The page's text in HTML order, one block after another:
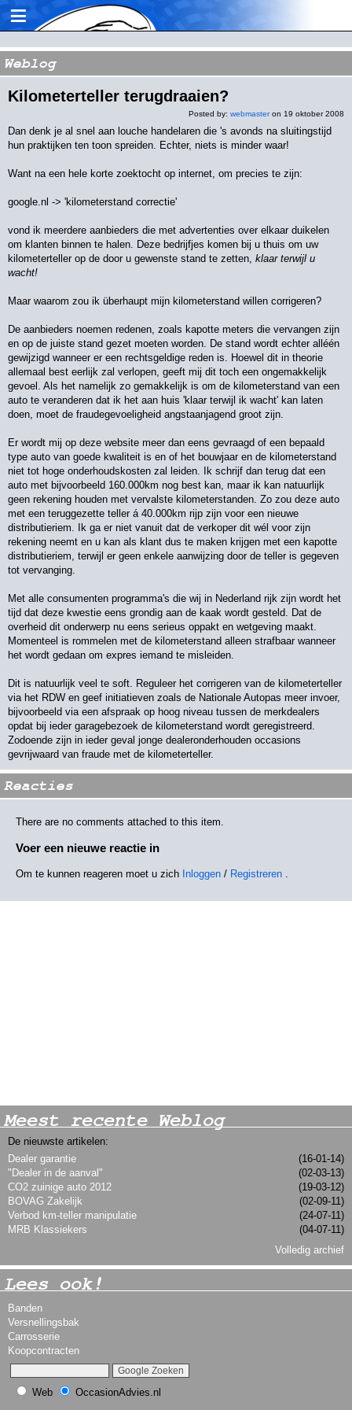
≡
Meest recente Weblog
De nieuwste artikelen:
(16-01-14)
Dealer garantie
(02-03-13)
"Dealer in de aanval"
(19-03-12)
CO2 zuinige auto 2012
(02-09-11)
BOVAG Zakelijk
(24-07-11)
Verbod km-teller manipulatie
(04-07-11)
MRB Klassiekers
Volledig archief
Lees ook!
Banden
Versnellingsbak
Carrosserie
Koopcontracten
Web OccasionAdvies.nl
Weblog
Kilometerteller terugdraaien?
Posted by: webmasteron 19 oktober 2008
Dan denk je al snel aan louche handelaren die 's avonds na sluitingstijd
hun praktijken ten toon spreiden. Echter, niets is minder waar!
Want na een hele korte zoektocht op internet, om precies te zijn:
google.nl -> 'kilometerstand correctie'
vond ik meerdere aanbieders die met advertenties over elkaar duikelen
om klanten binnen te halen. Deze bedrijfjes komen bij u thuis om uw
kilometerteller op de door u gewenste stand te zetten, klaar terwijl u
wacht!
Maar waarom zou ik überhaupt mijn kilometerstand willen corrigeren?
De aanbieders noemen redenen, zoals kapotte meters die vervangen zijn
en op de juiste stand gezet moeten worden. De stand wordt echter alléén
gewijzigd wanneer er een rechtsgeldige reden is. Hoewel dit in theorie
allemaal best eerlijk zal verlopen, geeft mij dit toch een ongemakkelijk
gevoel. Als het namelijk zo gemakkelijk is om de kilometerstand van een
auto te veranderen dat ik het aan huis 'klaar terwijl ik wacht' kan laten
doen, moet de fraudegevoeligheid angstaanjagend groot zijn.
Er wordt mij op deze website meer dan eens gevraagd of een bepaald
type auto van goede kwaliteit is en of het bouwjaar en de kilometerstand
niet tot hoge onderhoudskosten zal leiden. Ik schrijf dan terug dat een
auto met bijvoorbeeld 160.000km nog best kan, maar ik kan natuurlijk
geen rekening houden met vervalste kilometerstanden. Zo zou deze auto
met een teruggezette teller á 40.000km rijp zijn voor een nieuwe
distributieriem. Ik ga er niet vanuit dat de verkoper dit wél voor zijn
rekening neemt en u kan als klant dus te maken krijgen met een kapotte
distributieriem, terwijl er geen enkele aanwijzing door de teller is gegeven
tot vervanging.
Met alle consumenten programma's die wij in Nederland rijk zijn wordt het
tijd dat deze kwestie eens grondig aan de kaak wordt gesteld. Dat de
overheid dit onderwerp nu eens serieus oppakt en wetgeving maakt.
Momenteel is rommelen met de kilometerstand alleen strafbaar wanneer
het wordt gedaan om expres iemand te misleiden.
Dit is natuurlijk veel te soft. Reguleer het corrigeren van de kilometerteller
via het RDW en geef initiatieven zoals de Nationale Autopas meer invoer,
bijvoorbeeld via een afspraak op hoog niveau tussen de merkdealers
opdat bij ieder garagebezoek de kilometerstand wordt geregistreerd.
Zodoende zijn in ieder geval jonge dealeronderhouden occasions
gevrijwaard van fraude met de kilometerteller.
Reacties
There are no comments attached to this item.
Voer een nieuwe reactie in
Om te kunnen reageren moet u zich Inloggen / Registreren .